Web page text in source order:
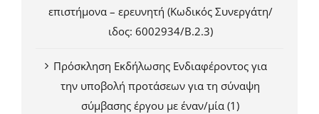
επιστήμονα – ερευνητή (Κωδικός Συνεργάτη/
ιδος: 6002934/Β.2.3)
Πρόσκληση Εκδήλωσης Ενδιαφέροντος για
την υποβολή προτάσεων για τη σύναψη
σύμβασης έργου με έναν/μία (1)